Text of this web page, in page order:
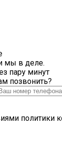
мы в деле.
пару минут
позвонить?
политики